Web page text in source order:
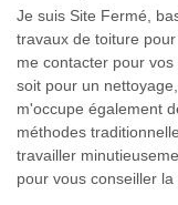
Je suis Site Fermé,
travaux de toiture
me contacter pour
soit pour un
m'occupe également
méthodes
travailler
pour vous conseiller